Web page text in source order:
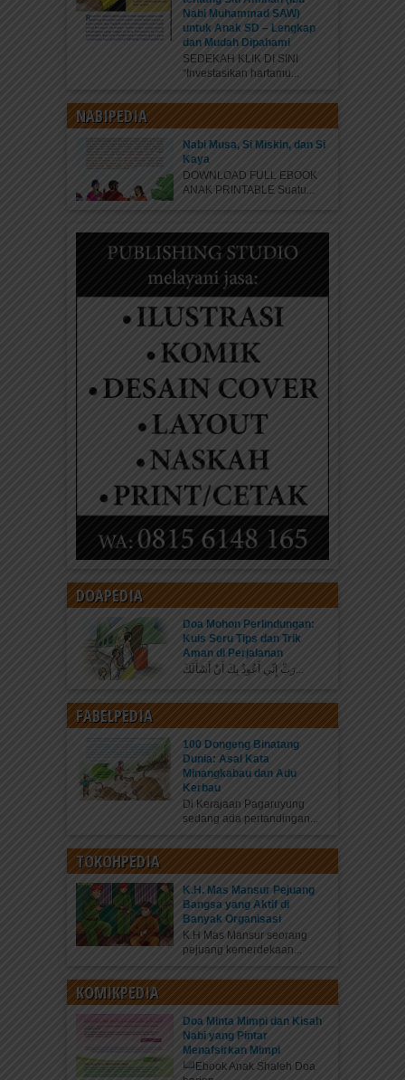
Nabi Muhammad SAW)
untuk Anak SD – Lengkap
dan Mudah Dipahami
SEDEKAH KLIK DI SINI
“Investasikan hartamu...
NABIPEDIA
Nabi Musa, Si Miskin, dan Si
Kaya
DOWNLOAD FULL EBOOK
ANAK PRINTABLE Suatu...
DOAPEDIA
Doa Mohon Perlindungan:
Kuis Seru Tips dan Trik
Aman di Perjalanan
رَبِّ إِنِّي أَعُوذُ بِكَ أَنْ أَسْأَلَكَ...
FABELPEDIA
100 Dongeng Binatang
Dunia: Asal Kata
Minangkabau dan Adu
Kerbau
Di Kerajaan Pagaruyung
sedang ada pertandingan...
TOKOHPEDIA
K.H. Mas Mansur Pejuang
Bangsa yang Aktif di
Banyak Organisasi
K.H Mas Mansur seorang
pejuang kemerdekaan...
KOMIKPEDIA
Doa Minta Mimpi dan Kisah
Nabi yang Pintar
Menafsirkan Mimpi
Ebook Anak Shaleh Doa